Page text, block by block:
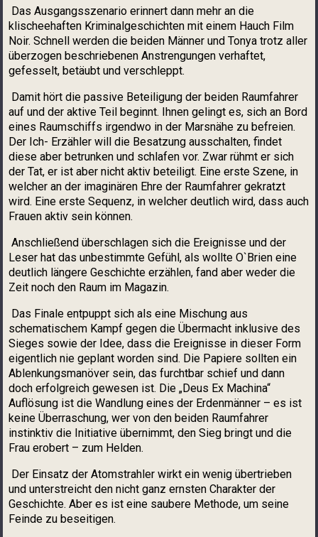
Das Ausgangsszenario erinnert dann mehr an die
klischeehaften Kriminalgeschichten mit einem Hauch Film
Noir. Schnell werden die beiden Männer und Tonya trotz aller
überzogen beschriebenen Anstrengungen verhaftet,
gefesselt, betäubt und verschleppt.
Damit hört die passive Beteiligung der beiden Raumfahrer
auf und der aktive Teil beginnt. Ihnen gelingt es, sich an Bord
eines Raumschiffs irgendwo in der Marsnähe zu befreien.
Der Ich- Erzähler will die Besatzung ausschalten, findet
diese aber betrunken und schlafen vor. Zwar rühmt er sich
der Tat, er ist aber nicht aktiv beteiligt. Eine erste Szene, in
welcher an der imaginären Ehre der Raumfahrer gekratzt
wird. Eine erste Sequenz, in welcher deutlich wird, dass auch
Frauen aktiv sein können.
Anschließend überschlagen sich die Ereignisse und der
Leser hat das unbestimmte Gefühl, als wollte O`Brien eine
deutlich längere Geschichte erzählen, fand aber weder die
Zeit noch den Raum im Magazin.
Das Finale entpuppt sich als eine Mischung aus
schematischem Kampf gegen die Übermacht inklusive des
Sieges sowie der Idee, dass die Ereignisse in dieser Form
eigentlich nie geplant worden sind. Die Papiere sollten ein
Ablenkungsmanöver sein, das furchtbar schief und dann
doch erfolgreich gewesen ist. Die „Deus Ex Machina“
Auflösung ist die Wandlung eines der Erdenmänner – es ist
keine Überraschung, wer von den beiden Raumfahrer
instinktiv die Initiative übernimmt, den Sieg bringt und die
Frau erobert – zum Helden.
Der Einsatz der Atomstrahler wirkt ein wenig übertrieben
und unterstreicht den nicht ganz ernsten Charakter der
Geschichte. Aber es ist eine saubere Methode, um seine
Feinde zu beseitigen.